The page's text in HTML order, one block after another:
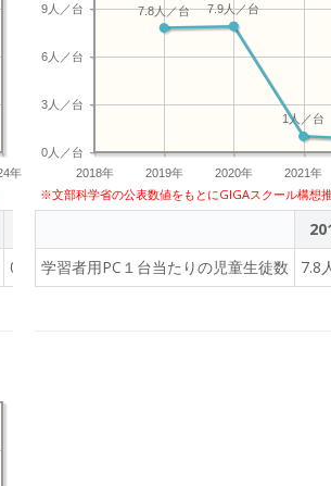
年
0.8人／台 0.8人／台
2018年 2019年 2020年 2021年
0人／台
3人／台
6人／台
9人／台
1人／台
7.9人／台
7.8人／台
※文部科学省の公表数値をもとにGIGAスクール構想
学習者用PC１台当たりの児童生徒数
7.8